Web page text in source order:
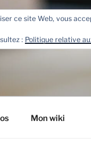
Mon wiki
ce site Web, vous
: Politique relative